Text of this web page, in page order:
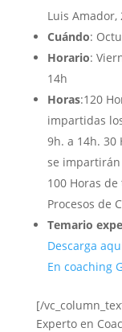
Luis Amador,
Cuándo:
Horario:
14h
Horas:120
impartidas
9h. a 14h. 30
se
100 Horas
Procesos de
Temario
Descarga
En coaching
[/
Experto en